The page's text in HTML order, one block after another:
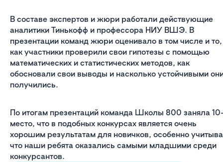
В составе экспертов и жюри работали действующие
аналитики Тинькофф и профессора НИУ ВШЭ. В
презентации команд жюри оценивало в том числе и то,
как участники проверили свои гипотезы с помощью
математических и статистических методов, как
обосновали свои выводы и насколько устойчивыми
получились.
По итогам презентаций команда Школы 800 заняла
место, что в подобных конкурсах является очень
хорошим результатам для новичков, особенно
что наши ребята оказались самыми младшими среди
конкурсантов.